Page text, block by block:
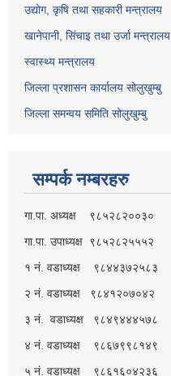
उद्योग, कृषि तथा सहकारी मन्त्रालय
खानेपानी, सिंचाइ तथा उर्जा मन्त्रालय
स्वास्थ्य मन्त्रालय
जिल्ला प्रशासन कार्यालय सोलुखुम्बु
जिल्ला समन्वय समिति सोलुखुम्बु
सम्पर्क नम्बरहरु
गा.पा. अध्यक्ष ९८५२८२००३०
गा.पा. उपाध्यक्ष ९८५२८२५५५२
१ नं. वडाध्यक्ष ९८४४३७२५८३
२ नं. वडाध्यक्ष ९८४१२०७०४२
३ नं. वडाध्यक्ष ९८४९४४४५७८
४ नं. वडाध्यक्ष ९८६७९९८१४९
५ नं. वडाध्यक्ष ९८६१६०४२३६